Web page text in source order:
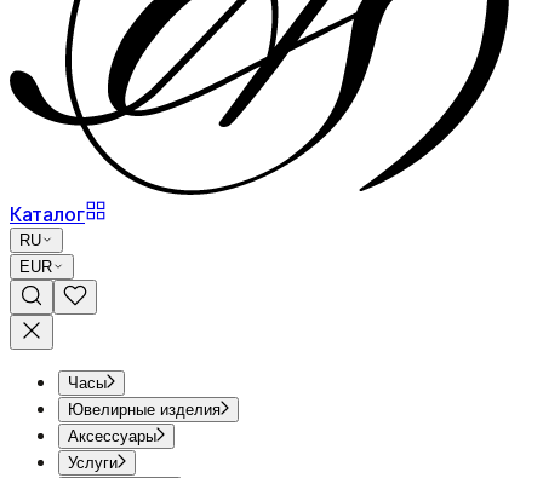
Каталог
RU
EUR
Часы
Ювелирные изделия
Аксессуары
Услуги